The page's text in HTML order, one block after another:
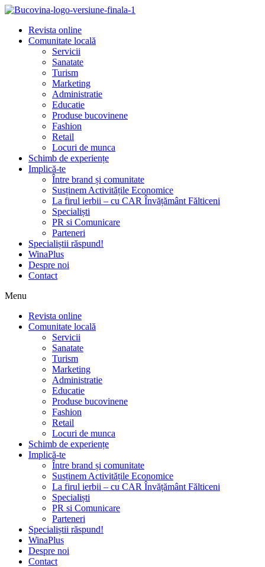
Revista online
Comunitate locală
Servicii
Sanatate
Turism
Marketing
Administratie
Educatie
Produse bucovinene
Fashion
Retail
Locuri de munca
Schimb de experiențe
Implică-te
Între brand și comunitate
Susținem Activitățile Economice
La firul ierbii – cu CAR Învățământ Fălticeni
Specialiști
PR si Comunicare
Parteneri
Specialiștii răspund!
WinaPlus
Despre noi
Contact
Menu
Revista online
Comunitate locală
Servicii
Sanatate
Turism
Marketing
Administratie
Educatie
Produse bucovinene
Fashion
Retail
Locuri de munca
Schimb de experiențe
Implică-te
Între brand și comunitate
Susținem Activitățile Economice
La firul ierbii – cu CAR Învățământ Fălticeni
Specialiști
PR si Comunicare
Parteneri
Specialiștii răspund!
WinaPlus
Despre noi
Contact